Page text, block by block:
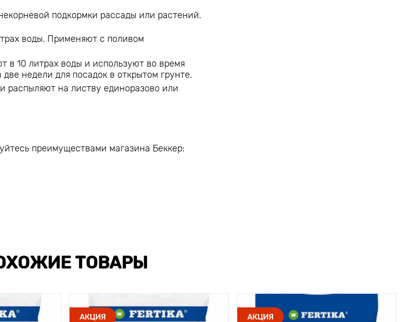
подкормки рассады или растений.
воды. Применяют с поливом
в 10 литрах воды и используют во время
недели для посадок в открытом грунте.
распыляют на листву единоразово или
преимуществами магазина Беккер:
ТОВАРЫ
АКЦИЯ АКЦИЯ